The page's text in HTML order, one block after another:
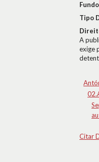
Tipo
A
exige
Citar